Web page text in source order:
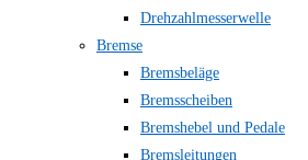
Drehzahlmesserwelle
Bremse
Bremsbeläge
Bremsscheiben
Bremshebel und Pedale
Bremsleitungen